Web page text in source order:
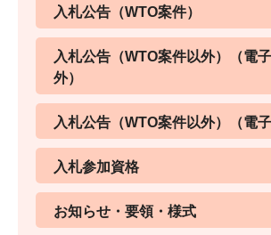
入札公告（WTO案件）
入札公告（WTO案件以外）（電
外）
入札公告（WTO案件以外）（電子
入札参加資格
お知らせ・要領・様式